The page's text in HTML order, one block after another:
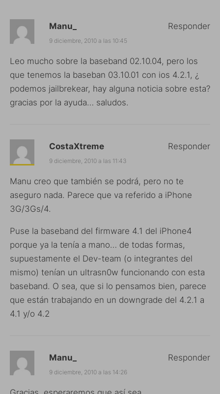
Manu_
9 diciembre, 2010 a las 10:45
Leo mucho sobre la baseband 02.10.04, pero los
que tenemos la baseban 03.10.01 con ios 4.2.1, ¿
podemos jailbrekear, hay alguna noticia sobre esta?
gracias por la ayuda… saludos.
Responder
CostaXtreme
9 diciembre, 2010 a las 11:43
Manu creo que también se podrá, pero no te
aseguro nada. Parece que va referido a iPhone
3G/3Gs/4.
Puse la baseband del firmware 4.1 del iPhone4
porque ya la tenía a mano… de todas formas,
supuestamente el Dev-team (o integrantes del
mismo) tenían un ultrasn0w funcionando con esta
baseband. O sea, que si lo pensamos bien, parece
que están trabajando en un downgrade del 4.2.1 a
4.1 y/o 4.2
Responder
Manu_
9 diciembre, 2010 a las 14:26
Responder